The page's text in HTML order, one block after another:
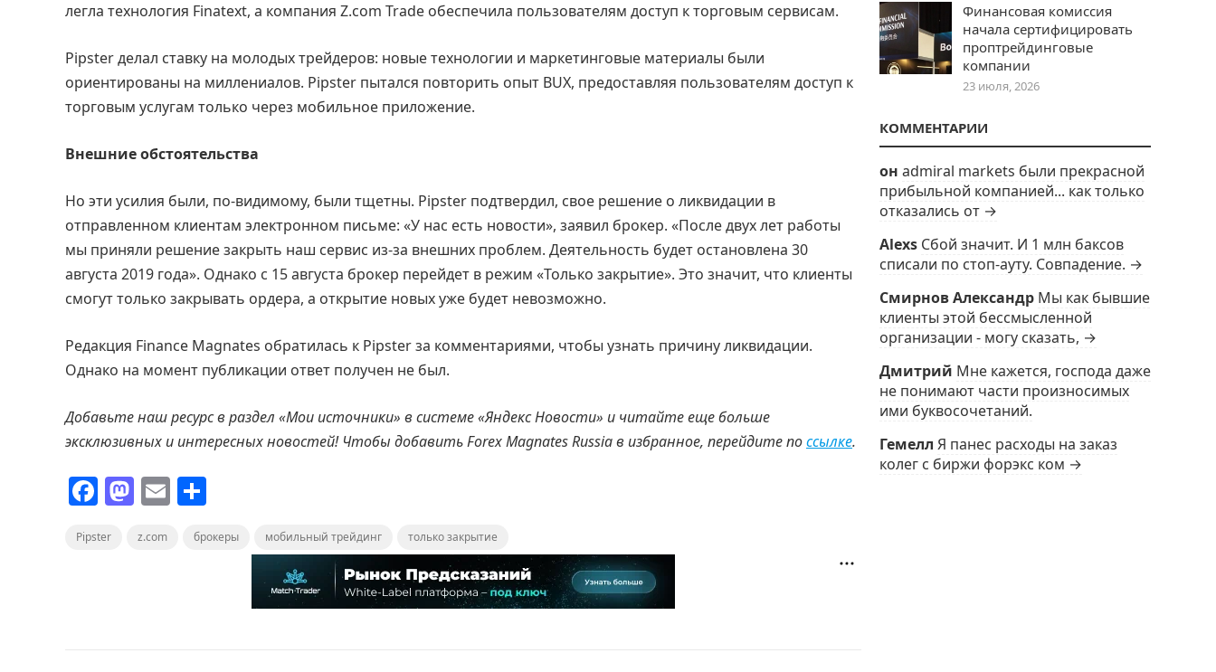
легла технология Finatext, а компания Z.com Trade обеспечила пользователям доступ к торговым сервисам.
Pipster делал ставку на молодых трейдеров: новые технологии и маркетинговые материалы были
ориентированы на миллениалов. Pipster пытался повторить опыт BUX, предоставляя пользователям доступ к
торговым услугам только через мобильное приложение.
Внешние обстоятельства
Но эти усилия были, по-видимому, были тщетны. Pipster подтвердил, свое решение о ликвидации в
отправленном клиентам электронном письме: «У нас есть новости», заявил брокер. «После двух лет работы
мы приняли решение закрыть наш сервис из-за внешних проблем. Деятельность будет остановлена 30
августа 2019 года». Однако с 15 августа брокер перейдет в режим «Только закрытие». Это значит, что клиенты
смогут только закрывать ордера, а открытие новых уже будет невозможно.
Редакция Finance Magnates обратилась к Pipster за комментариями, чтобы узнать причину ликвидации.
Однако на момент публикации ответ получен не был.
Добавьте наш ресурс в раздел «Мои источники» в системе «Яндекс Новости» и читайте еще больше
эксклюзивных и интересных новостей! Чтобы добавитьForexMagnatesRussiaв избранное, перейдите поссылке.
F
c
M
st
E
п
Pipster z.com брокеры мобильный трейдинг только закрытие
Финансовая комиссия
начала сертифицировать
проптрейдинговые
компании
23 июля, 2026
КОММЕНТАРИИ
он admiral markets были прекрасной
прибыльной компанией... как только
отказались от →
Alexs Сбой значит. И 1 млн баксов
списали по стоп-ауту. Совпадение. →
Смирнов Александр Мы как бывшие
клиенты этой бессмысленной
организации - могу сказать, →
Дмитрий Мне кажется, господа даже
не понимают части произносимых
ими буквосочетаний.
Гемелл Я панес расходы на заказ
колег с биржи форэкс ком →